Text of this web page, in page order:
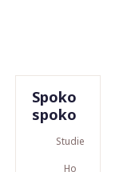
Spoko
spoko
Studiemateriaal
Hoofdstukken